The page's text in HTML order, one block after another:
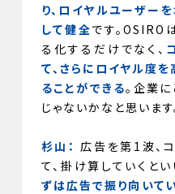
り、ロイヤルユーザー
して健全です。OSIRO
る化するだけでなく、
て、さらにロイヤル度
ることができる。企業
じゃないかなと思います
杉山： 広告を第1波、
て、掛け算していくと
ずは広告で振り向いて